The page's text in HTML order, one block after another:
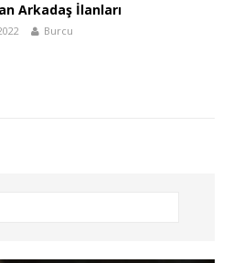
Arkadaş İlanları
Burcu